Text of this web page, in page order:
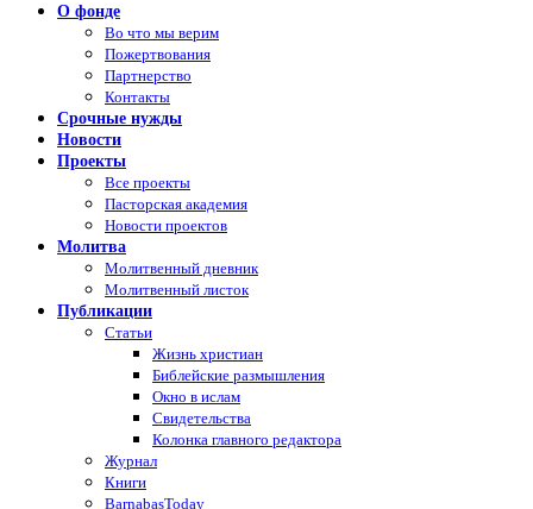
О фонде
Во что мы верим
Пожертвования
Партнерство
Контакты
Срочные нужды
Новости
Проекты
Все проекты
Пасторская академия
Новости проектов
Молитва
Молитвенный дневник
Молитвенный листок
Публикации
Статьи
Жизнь христиан
Библейские размышления
Окно в ислам
Свидетельства
Колонка главного редактора
Журнал
Книги
BarnabasToday